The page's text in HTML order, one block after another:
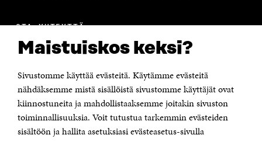
Maistuiskos keksi?
Sivustomme käyttää evästeitä. Käytämme evästeitä
nähdäksemme mistä sisällöistä sivustomme käyttäjät ovat
kiinnostuneita ja mahdollistaaksemme joitakin sivuston
toiminnallisuuksia. Voit tutustua tarkemmin evästeiden
sisältöön ja hallita asetuksiasi evästeasetus-sivulla
OTA YHTEYTTÄ
Itämerenkatu 11-13, PL 160,
00181 Helsinki
Puhelin +358 294 618 991
Sähköpostiosoite
Saapumisohjeet
Y-tunnus 0202132-3